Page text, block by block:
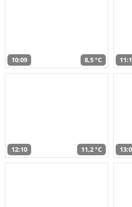
10:09 8,5 °C
12:10 11,2 °C